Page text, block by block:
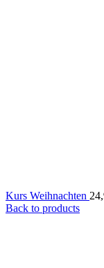
Kurs Weihnachten
Back to products